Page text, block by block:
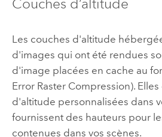
Couches d’altitude
Les couches d'altitude
d'images qui ont été rendues
d'image placées en cache au
Error Raster Compression).
d'altitude personnalisées dans
fournissent des hauteurs pour
contenues dans vos scènes.